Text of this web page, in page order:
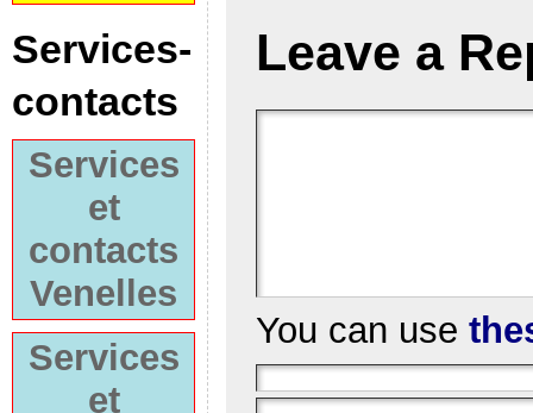
Services-
contacts
Services
et
contacts
Venelles
Services
et
Leave a
You can use